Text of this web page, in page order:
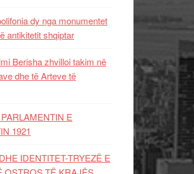
dy nga monumentet
antikitetit shqiptar
Berisha zhvilloi takim në
dhe të Arteve të
E
1921
IDENTITET-TRYEZË E